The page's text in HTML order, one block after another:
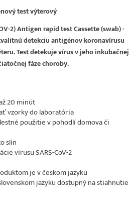
test výterový
2) Antigen rapid test Cassette (swab) -
detekciu antigénov koronavírusu
Test detekuje vírus v jeho inkubačnej
fáze choroby.
20 minút
vzorky do laboratória
použitie v pohodlí domova či
slín
vírusu SARS-CoV-2
je v českom jazyku
jazyku dostupný na stiahnutie